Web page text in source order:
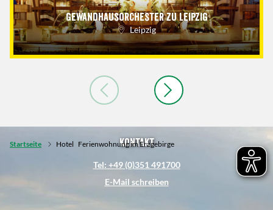
Gewandhausorchester zu Leipzig
Leipzig
Startseite Hotel Ferienwohnung im Erzgebirge
Kontakt
Tel: +49 (0)351 491700
E-Mail schreiben